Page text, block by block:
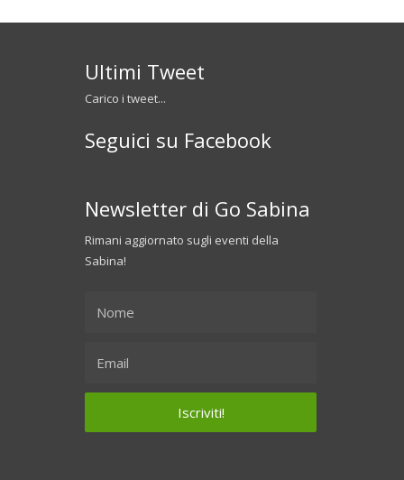
Ultimi Tweet
Carico i tweet...
Seguici su Facebook
Newsletter di Go Sabina
Rimani aggiornato sugli eventi della
Sabina!